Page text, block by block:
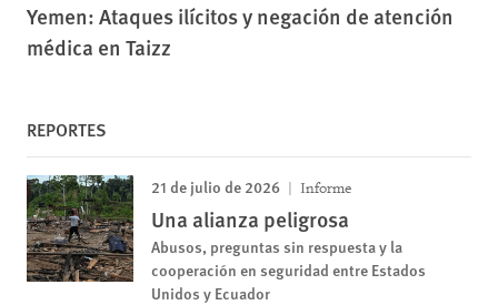
Yemen: Ataques ilícitos y negación de atención
médica en Taizz
REPORTES
21 de julio de 2026 Informe
Una alianza peligrosa
Abusos, preguntas sin respuesta y la
cooperación en seguridad entre Estados
Unidos y Ecuador